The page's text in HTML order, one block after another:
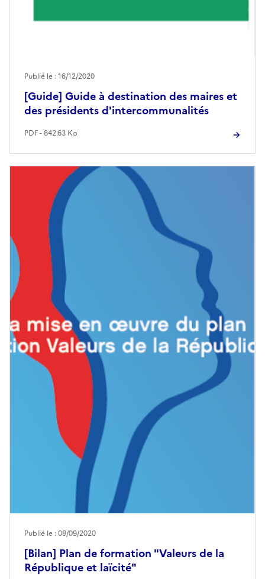
[Guide] Guide à destination des maires et
des présidents d'intercommunalités
Publié le : 16/12/2020
PDF - 842.63 Ko
[Bilan] Plan de formation "Valeurs de la
République et laïcité"
Publié le : 08/09/2020